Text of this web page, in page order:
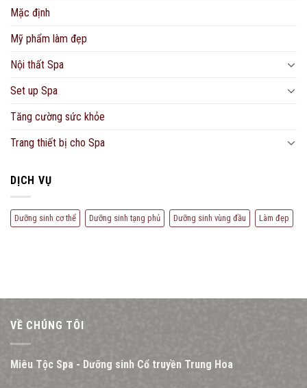
Mặc định
Mỹ phẩm làm đẹp
Nội thất Spa
Set up Spa
Tăng cường sức khỏe
Trang thiết bị cho Spa
DỊCH VỤ
Dưỡng sinh cơ thể Dưỡng sinh tạng phủ Dưỡng sinh vùng đầu Làm đẹp
VỀ CHÚNG TÔI
Miêu Tộc Spa - Dưỡng sinh Cổ truyền Trung Hoa